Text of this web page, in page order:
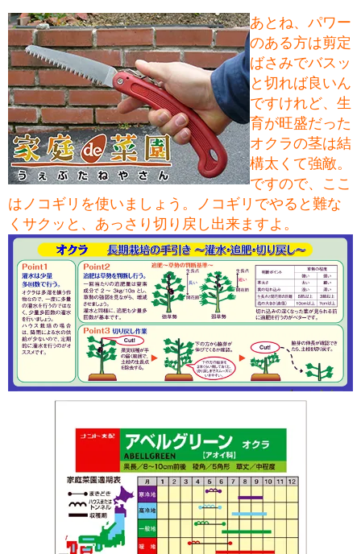
あとね、パワー
のある方は剪定
ばさみでバスッ
と切れば良いん
ですけれど、生
育が旺盛だった
オクラの茎は結
構太くて強敵。
ですので、ここ
はノコギリを使いましょう。ノコギリでやると難な
くサクッと、あっさり切り戻し出来ますよ。